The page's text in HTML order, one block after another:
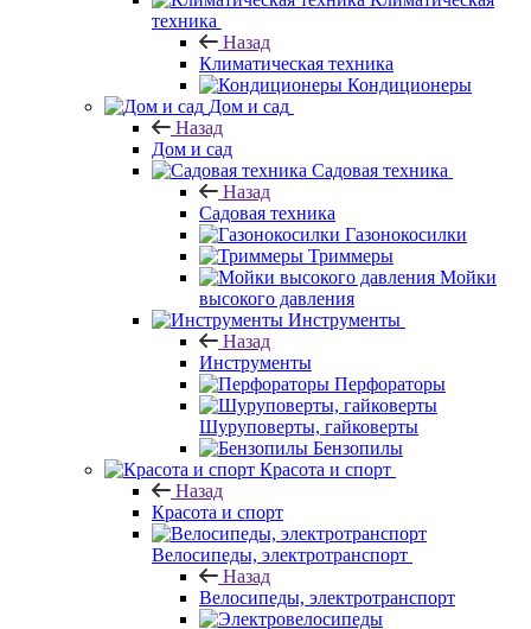
техника
Назад
Климатическая техника
Кондиционеры
Дом и сад
Назад
Дом и сад
Садовая техника
Назад
Садовая техника
Газонокосилки
Триммеры
Мойки
высокого давления
Инструменты
Назад
Инструменты
Перфораторы
Шуруповерты, гайковерты
Бензопилы
Красота и спорт
Назад
Красота и спорт
Велосипеды, электротранспорт
Назад
Велосипеды, электротранспорт